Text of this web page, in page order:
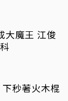
大魔王 江俊
秒著火木棍